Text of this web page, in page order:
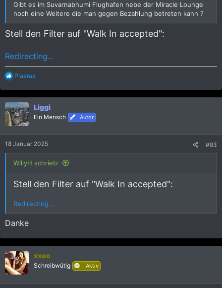
Gibt es im Suvarnabhumi Flughafen nebe der Miracle Lounge
noch eine Weitere die man gegen Bezahlung betreten kann ?
Stell den Filter auf "Walk In accepted":
Redirecting...
R
a
k
t
i
o
n
:
Plaaraa
Liggi
Ein Mensch Autor
18 Januar 2025 #93
WillyH schrieb:
Stell den Filter auf "Walk In accepted":
Redirecting...
Danke
xxeo
Schreibwütig Aktiv